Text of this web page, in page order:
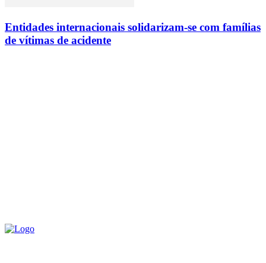
Entidades internacionais solidarizam-se com famílias
de vítimas de acidente